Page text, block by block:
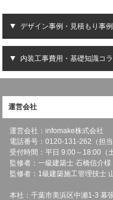
デザイン事例・見積もり事
内装工事費用・基礎知識コ
運営会社
運営会社：infomake株式会社
電話番号：0120-131-262（担当
受付時間：平日 9:00～18:00（
監修者：一級建築士 石橋信介様
監修者：1級建築施工管理技士
本社：千葉市美浜区中瀬1-3 幕